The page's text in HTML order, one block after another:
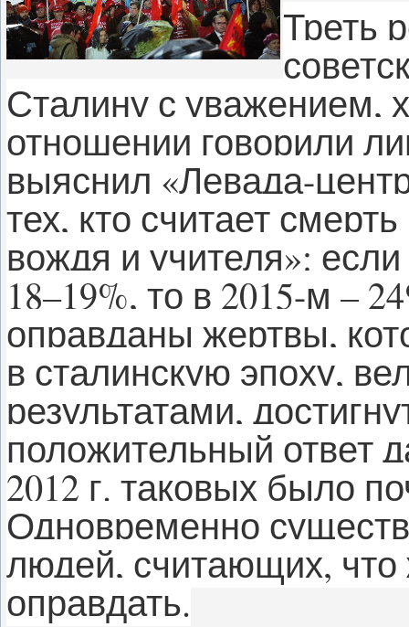
Треть
Сталину с уважением,
отношении говорили
выяснил «Левада-
тех, кто считает
вождя и учителя»: если
18–19%, то в 2015-м –
оправданы жертвы,
в сталинскую эпоху,
результатами,
положительный ответ
2012 г. таковых было
Одновременно
людей, считающих,
оправдать.